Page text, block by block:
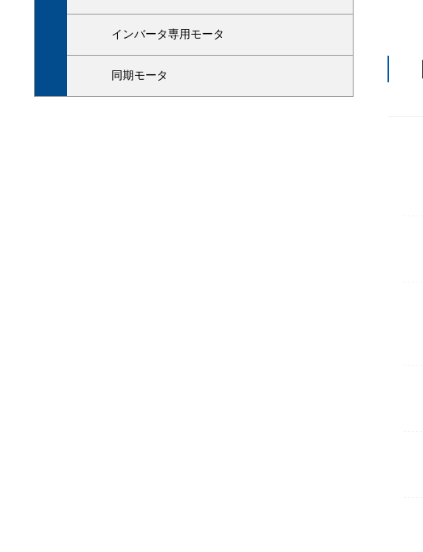
インバータ専用モータ
同期モータ